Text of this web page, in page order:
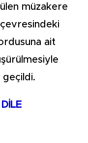
müzakere
çevresindeki
ait
geçildi.